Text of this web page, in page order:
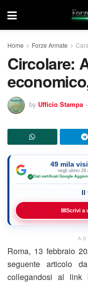
Home Forze Armate
Circolare:
by Ufficio Stampa
49 mila
negli ultimi 28
✓ Dati certificati Google·
Il
✉Scrivi a
Roma, 13 febbraio
seguente articolo
collegandosi al